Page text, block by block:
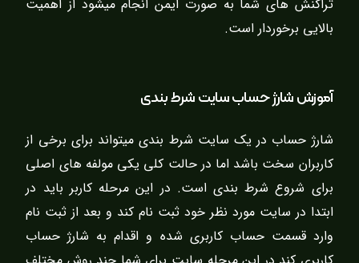
تراکنش های شما به صورت ایمن انجام میشود از اهمیت
بالایی برخوردار است.
آموزش شارژ حساب سایت شرط بندی
شارژ حساب در یک سایت شرط بندی میتواند برای برخی از
کاربران سخت باشد اما در حالت کلی یکی مولفه های اصلی
برای شروع شرط بندی است. در این مرحله کاربر باید در
ابتدا در سایت مورد نظر خود ثبت نام کند و بعد از ثبت نام
وارد قسمت حساب کاربری شده و اقدام به شارژ حساب